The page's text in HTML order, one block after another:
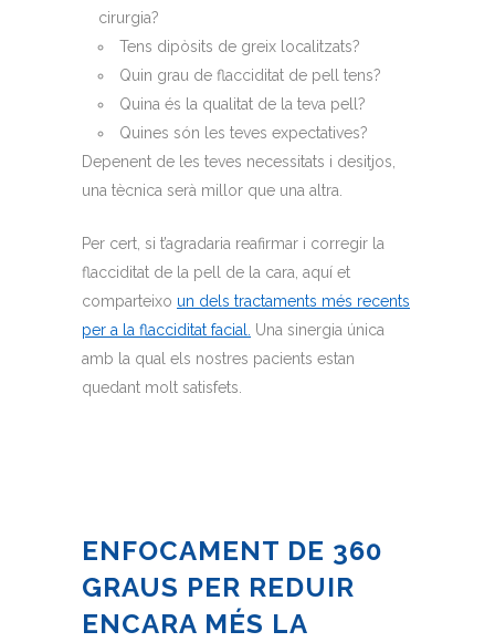
cirurgia?
Tens dipòsits de greix localitzats?
Quin grau de flacciditat de pell tens?
Quina és la qualitat de la teva pell?
Quines són les teves expectatives?
Depenent de les teves necessitats i desitjos,
una tècnica serà millor que una altra.
Per cert, si t’agradaria reafirmar i corregir la
flacciditat de la pell de la cara, aquí et
comparteixo un dels tractaments més recents
per a la flacciditat facial. Una sinergia única
amb la qual els nostres pacients estan
quedant molt satisfets.
ENFOCAMENT DE 360
GRAUS PER REDUIR
ENCARA MÉS LA